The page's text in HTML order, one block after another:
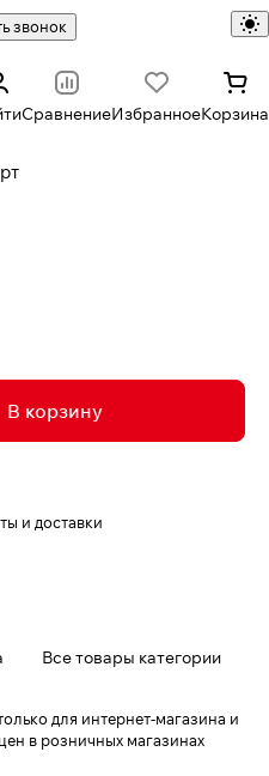
звонок
СравнениеИзбранноеКорзина
В корзину
и доставки
Все товары категории
для интернет-магазина и
в розничных магазинах